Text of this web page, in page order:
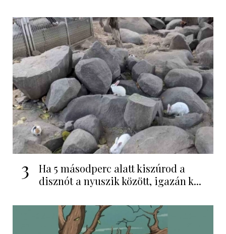
3
Ha 5 másodperc alatt kiszúrod a
disznót a nyuszik között, igazán k...